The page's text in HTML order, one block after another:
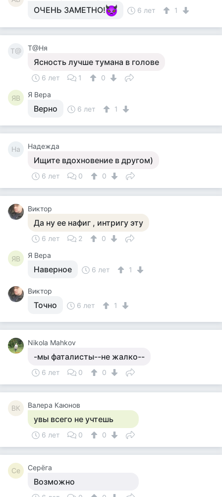
ОЧЕНЬ ЗАМЕТНО! 6 лет 1
Т@ Т@Ня
Ясность лучше тумана в голове
6 лет 1 0
ЯВ Я Вера
Верно 6 лет 1
На Надежда
Ищите вдохновение в другом)
6 лет 0 0
Виктор
Да ну ее нафиг , интригу эту
6 лет 2 0
ЯВ Я Вера
Наверное 6 лет 1
Виктор
Точно 6 лет 1
Nikola Mahkov
-мы фаталисты--не жалко--
6 лет 0 0
ВК Валера Каюнов
увы всего не учтешь
6 лет 0 0
Се Серёга
Возможно